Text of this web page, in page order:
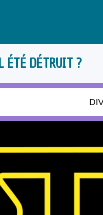
ÉTÉ DÉTRUIT ?